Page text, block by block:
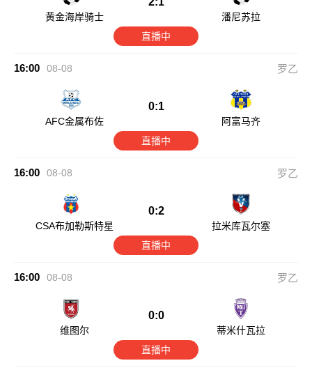
黄金海岸骑士
潘尼苏拉
直播中
16:00 08-08 罗乙
AFC金属布佐
0:1
阿富马齐
直播中
16:00 08-08 罗乙
CSA布加勒斯特星
0:2
拉米库瓦尔塞
直播中
16:00 08-08 罗乙
维图尔
0:0
蒂米什瓦拉
直播中